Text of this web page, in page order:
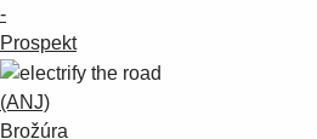
-
Prospekt
(ANJ)
Brožúra